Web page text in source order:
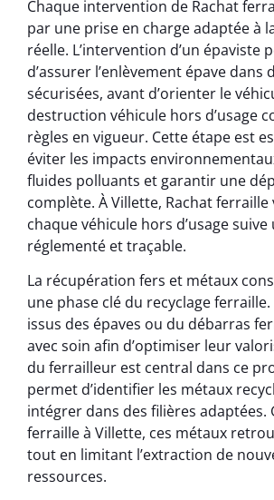
Chaque intervention de Rachat
par une prise en charge adaptée à
réelle. L’intervention d’un épaviste
d’assurer l’enlèvement épave dans
sécurisées, avant d’orienter le
destruction véhicule hors d’usage
règles en vigueur. Cette étape est
éviter les impacts
fluides polluants et garantir une
complète. À Villette, Rachat ferraille
chaque véhicule hors d’usage
réglementé et traçable.
La récupération fers et métaux
une phase clé du recyclage
issus des épaves ou du débarras
avec soin afin d’optimiser leur
du ferrailleur est central dans ce
permet d’identifier les métaux
intégrer dans des filières adaptées.
ferraille à Villette, ces métaux
tout en limitant l’extraction de
ressources.